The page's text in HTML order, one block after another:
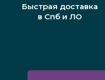
Быстрая доставка
в Спб и ЛО